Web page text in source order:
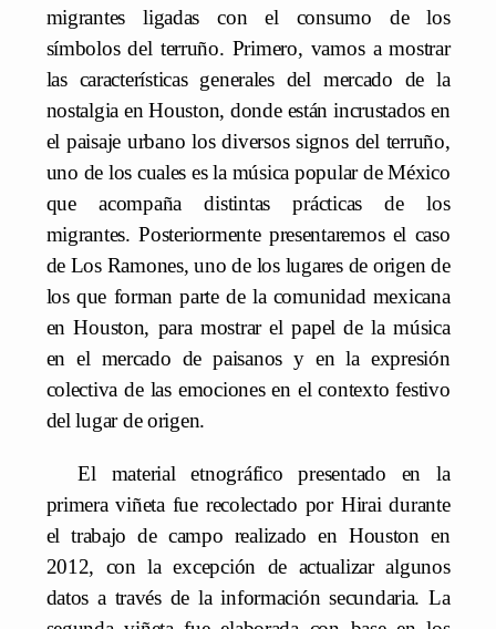
migrantes ligadas con el consumo de los
símbolos del terruño. Primero, vamos a mostrar
las características generales del mercado de la
nostalgia en Houston, donde están incrustados en
el paisaje urbano los diversos signos del terruño,
uno de los cuales es la música popular de México
que acompaña distintas prácticas de los
migrantes. Posteriormente presentaremos el caso
de Los Ramones, uno de los lugares de origen de
los que forman parte de la comunidad mexicana
en Houston, para mostrar el papel de la música
en el mercado de paisanos y en la expresión
colectiva de las emociones en el contexto festivo
del lugar de origen.
El material etnográfico presentado en la
primera viñeta fue recolectado por Hirai durante
el trabajo de campo realizado en Houston en
2012, con la excepción de actualizar algunos
datos a través de la información secundaria. La